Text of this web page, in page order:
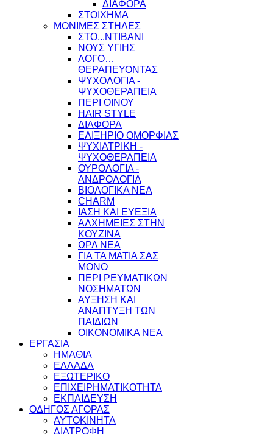
ΔΙΑΦΟΡΑ
ΣΤΟΙΧΗΜΑ
ΜΟΝΙΜΕΣ ΣΤΗΛΕΣ
ΣΤΟ...ΝΤΙΒΑΝΙ
ΝΟΥΣ ΥΓΙΗΣ
ΛΟΓΟ…
ΘΕΡΑΠΕΥΟΝΤΑΣ
ΨΥΧΟΛΟΓΙΑ -
ΨΥΧΟΘΕΡΑΠΕΙΑ
ΠΕΡΙ ΟΙΝΟΥ
HAIR STYLE
ΔΙΑΦΟΡΑ
ΕΛΙΞΗΡΙΟ ΟΜΟΡΦΙΑΣ
ΨΥΧΙΑΤΡΙΚΗ -
ΨΥΧΟΘΕΡΑΠΕΙΑ
ΟΥΡΟΛΟΓΙΑ -
ΑΝΔΡΟΛΟΓΙΑ
ΒΙΟΛΟΓΙΚΑ ΝΕΑ
CHARM
ΙΑΣΗ ΚΑΙ ΕΥΕΞΙΑ
ΑΛΧΗΜΕΙΕΣ ΣΤΗΝ
ΚΟΥΖΙΝΑ
ΩΡΛ ΝEA
ΓΙΑ ΤΑ ΜΑΤΙΑ ΣΑΣ
ΜΟΝΟ
ΠΕΡΙ ΡΕΥΜΑΤΙΚΩΝ
ΝΟΣΗΜΑΤΩΝ
ΑΥΞΗΣΗ ΚΑΙ
ΑΝΑΠΤΥΞΗ ΤΩΝ
ΠΑΙΔΙΩΝ
ΟΙΚΟΝΟΜΙΚΑ ΝΕΑ
ΕΡΓΑΣΙΑ
ΗΜΑΘΙΑ
ΕΛΛΑΔΑ
ΕΞΩΤΕΡΙΚΟ
ΕΠΙΧΕΙΡΗΜΑΤΙΚΟΤΗΤΑ
ΕΚΠΑΙΔΕΥΣΗ
ΟΔΗΓΟΣ ΑΓΟΡΑΣ
ΑΥΤΟΚΙΝΗΤΑ
ΔΙΑΤΡΟΦΗ